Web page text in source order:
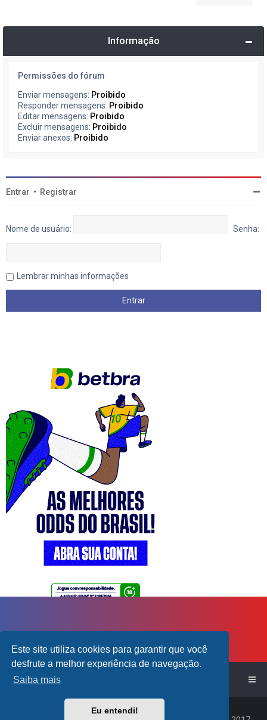
Este site utiliza cookies para garantir que você
desfrute a melhor experiência de navegação.
Saiba mais
Eu entendi!
Informação
Permissões do fórum
Enviar mensagens: Proibido
Responder mensagens: Proibido
Editar mensagens: Proibido
Excluir mensagens: Proibido
Enviar anexos: Proibido
Entrar • Registrar
Nome de usuário: Senha:
Lembrar minhas informações
Início do Fórum!